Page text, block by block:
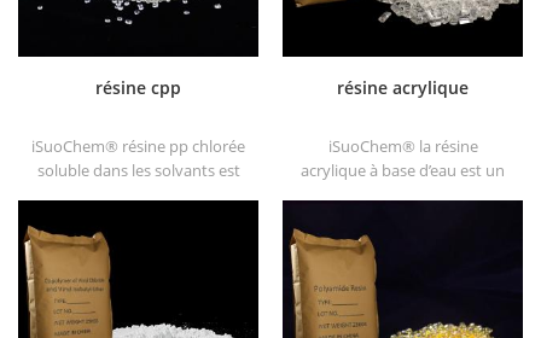
résine cpp
iSuoChem® résine pp chlorée
soluble dans les solvants est
dans les solvants substrats de
polyoléfine.
résine acrylique
iSuoChem® la résine
acrylique à base d’eau est un
à l'abrasion, bonne solubilité,
transparence élevée, bonne
imprimabilité et bonne
transitivité.